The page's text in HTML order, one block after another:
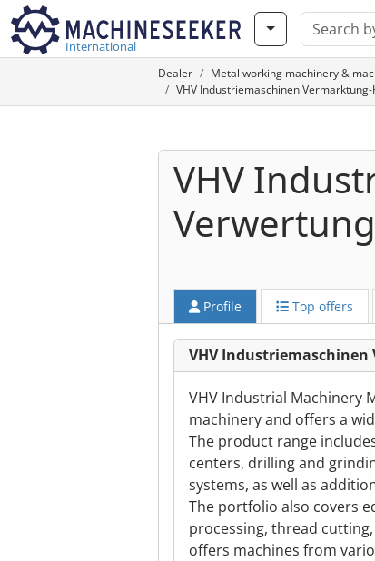
International
Dealer Metal working machinery &
VHV Industriemaschinen
VHV
Verwertung
Profile Top offers
VHV
VHV Industrial Machinery
machinery and offers a
The product range
centers, drilling and
systems, as well as
The portfolio also covers
processing, thread
offers machines from